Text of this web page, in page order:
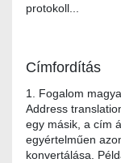
protokoll...
Címfordítás
1. Fogalom
Address
egy másik, a cím
egyértelműen
konvertálása.